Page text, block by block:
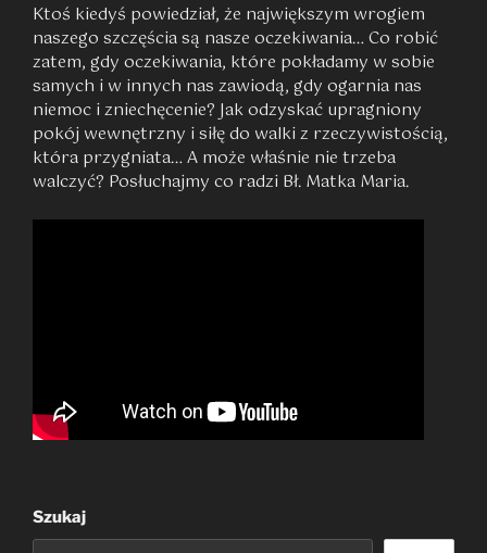
Ktoś kiedyś powiedział, że największym wrogiem
naszego szczęścia są nasze oczekiwania… Co robić
zatem, gdy oczekiwania, które pokładamy w sobie
samych i w innych nas zawiodą, gdy ogarnia nas
niemoc i zniechęcenie? Jak odzyskać upragniony
pokój wewnętrzny i siłę do walki z rzeczywistością,
która przygniata… A może właśnie nie trzeba
walczyć? Posłuchajmy co radzi Bł. Matka Maria.
Szukaj